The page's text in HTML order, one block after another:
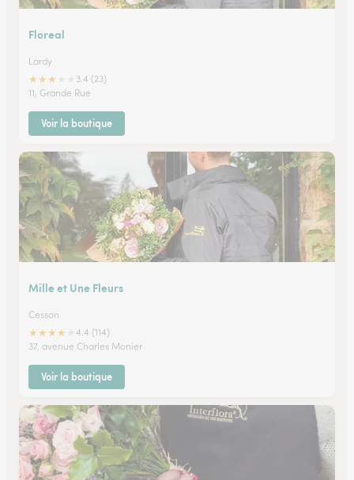
Floreal
Lardy
★★★
3.4 (23)
11, Grande Rue
Voir la boutique
Mille et Une Fleurs
Cesson
★★★★
4.4 (114)
37, avenue Charles Monier
Voir la boutique